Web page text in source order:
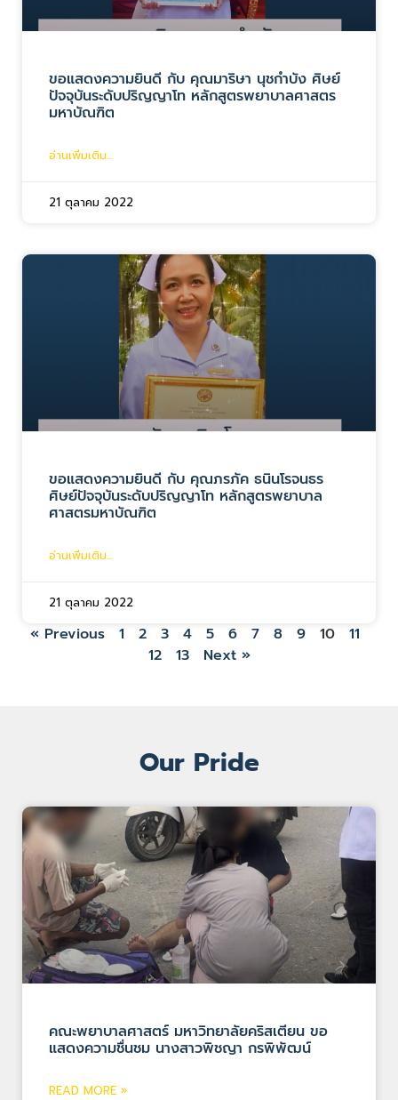
ขอแสดงความยินดี กับ คุณมาริษา นุชกำบัง ศิษย์
ปัจจุบันระดับปริญญาโท หลักสูตรพยาบาลศาสตร
มหาบัณฑิต
อ่านเพิ่มเติม...
21 ตุลาคม 2022
ขอแสดงความยินดี กับ คุณภรภัค ธนินโรจนธร
ศิษย์ปัจจุบันระดับปริญญาโท หลักสูตรพยาบาล
ศาสตรมหาบัณฑิต
อ่านเพิ่มเติม...
21 ตุลาคม 2022
« Previous 1 2 3 4 5 6 7 8 9 10
11
12
13 Next »
Our Pride
คณะพยาบาลศาสตร์ มหาวิทยาลัยคริสเตียน ขอ
แสดงความชื่นชม นางสาวพิชญา กรพิพัฒน์
READ MORE »